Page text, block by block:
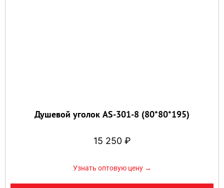
Душевой уголок AS-301-8 (80*80*195)
15 250 ₽
Узнать оптовую цену →